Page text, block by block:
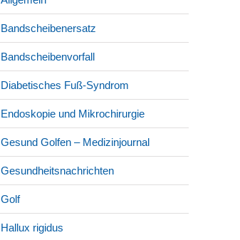
Bandscheibenersatz
Bandscheibenvorfall
Diabetisches Fuß-Syndrom
Endoskopie und Mikrochirurgie
Gesund Golfen – Medizinjournal
Gesundheitsnachrichten
Golf
Hallux rigidus